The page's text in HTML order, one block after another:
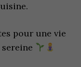
pour une vie